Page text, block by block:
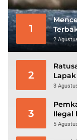
1
2
2
3
3
Ilegal
5